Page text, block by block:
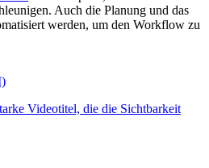
Auch die Planung und das
werden, um den Workflow zu
Videotitel, die die Sichtbarkeit